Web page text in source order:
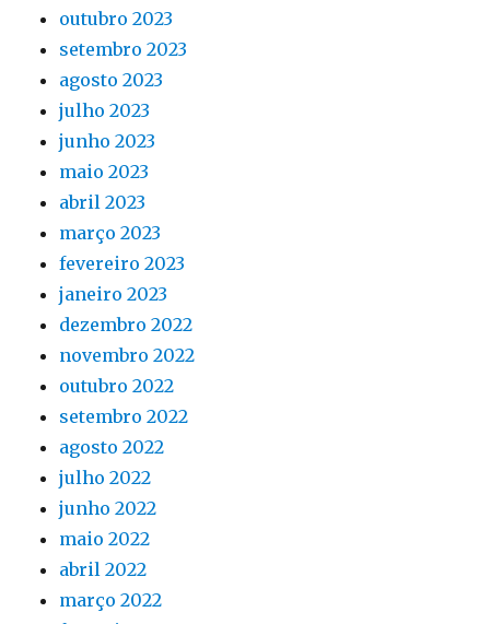
outubro 2023
setembro 2023
agosto 2023
julho 2023
junho 2023
maio 2023
abril 2023
março 2023
fevereiro 2023
janeiro 2023
dezembro 2022
novembro 2022
outubro 2022
setembro 2022
agosto 2022
julho 2022
junho 2022
maio 2022
abril 2022
março 2022